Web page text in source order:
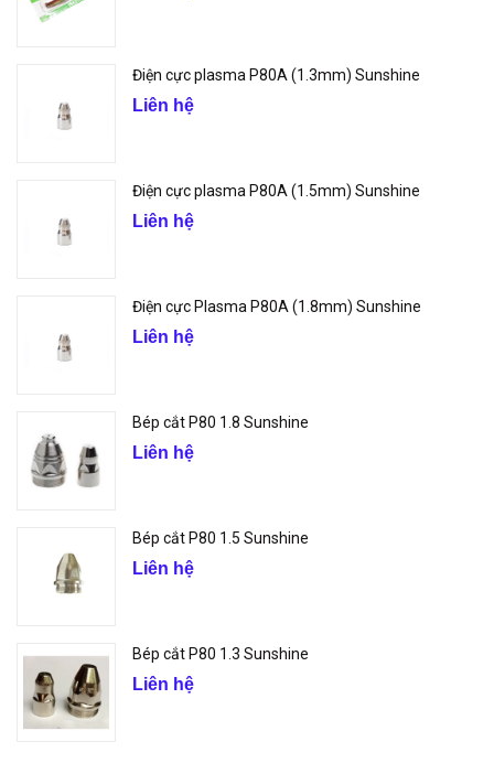
Điện cực plasma P80A (1.3mm) Sunshine
Liên hệ
Điện cực plasma P80A (1.5mm) Sunshine
Liên hệ
Điện cực Plasma P80A (1.8mm) Sunshine
Liên hệ
Bép cắt P80 1.8 Sunshine
Liên hệ
Bép cắt P80 1.5 Sunshine
Liên hệ
Bép cắt P80 1.3 Sunshine
Liên hệ